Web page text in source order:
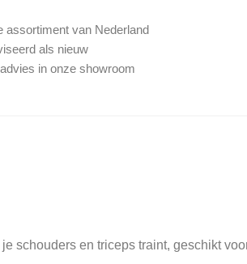
assortiment van Nederland
als nieuw
in onze showroom
schouders en triceps traint, geschikt